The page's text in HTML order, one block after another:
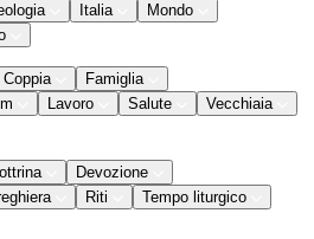
Italia
Mondo
Coppia
Famiglia
Lavoro Salute
Vecchiaia
Devozione
Riti
Tempo liturgico